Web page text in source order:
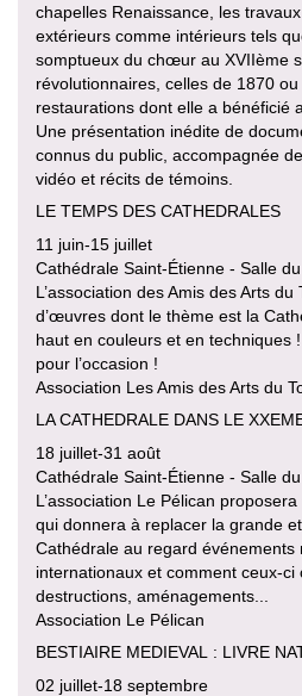
chapelles Renaissance, les
extérieurs comme intérieurs tels
somptueux du chœur au XVIIème
révolutionnaires, celles de 1870
restaurations dont elle a bénéficié
Une présentation inédite de
connus du public, accompagnée
vidéo et récits de témoins.
LE TEMPS DES CATHEDRALES
11 juin-15 juillet
Cathédrale Saint-Étienne - Salle
L’association des Amis des Arts
d’œuvres dont le thème est la
haut en couleurs et en techniques
pour l’occasion !
Association Les Amis des Arts du
LA CATHEDRALE DANS LE
18 juillet-31 août
Cathédrale Saint-Étienne - Salle
L’association Le Pélican
qui donnera à replacer la grande
Cathédrale au regard événements
internationaux et comment ceux-ci
destructions, aménagements...
Association Le Pélican
BESTIAIRE MEDIEVAL : LIVRE
02 juillet-18 septembre